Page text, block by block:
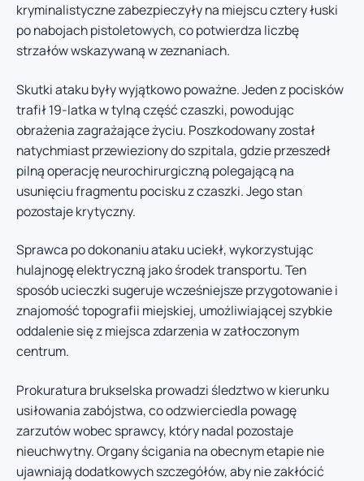
kryminalistyczne zabezpieczyły na miejscu cztery łuski
po nabojach pistoletowych, co potwierdza liczbę
strzałów wskazywaną w zeznaniach.
Skutki ataku były wyjątkowo poważne. Jeden z pocisków
trafił 19-latka w tylną część czaszki, powodując
obrażenia zagrażające życiu. Poszkodowany został
natychmiast przewieziony do szpitala, gdzie przeszedł
pilną operację neurochirurgiczną polegającą na
usunięciu fragmentu pocisku z czaszki. Jego stan
pozostaje krytyczny.
Sprawca po dokonaniu ataku uciekł, wykorzystując
hulajnogę elektryczną jako środek transportu. Ten
sposób ucieczki sugeruje wcześniejsze przygotowanie i
znajomość topografii miejskiej, umożliwiającej szybkie
oddalenie się z miejsca zdarzenia w zatłoczonym
centrum.
Prokuratura brukselska prowadzi śledztwo w kierunku
usiłowania zabójstwa, co odzwierciedla powagę
zarzutów wobec sprawcy, który nadal pozostaje
nieuchwytny. Organy ścigania na obecnym etapie nie
ujawniają dodatkowych szczegółów, aby nie zakłócić